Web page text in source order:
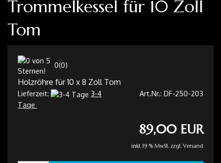
Marching
Drums
Percussion
Instrumente
Recording
Trommelkessel für 10 Zoll
Tom
0(0)
Holzröhre für 10 x 8 Zoll Tom
Lieferzeit:
3-4
Tage
Art.Nr.: DF-250-203
89,00 EUR
inkl. 19 % MwSt. zzgl. Versand